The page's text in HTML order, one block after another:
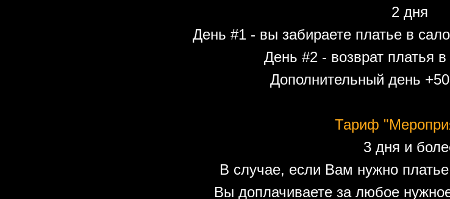
2 дня
День #1 - вы забираете платье в
День #2 - возврат платья
Дополнительный день
Тариф
3 дня и
В случае, если Вам нужно
Вы доплачиваете за любое